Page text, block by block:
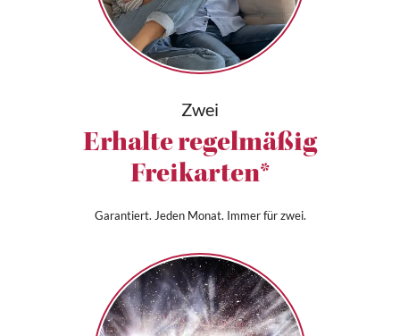
Zwei
Erhalte regelmäßig
Freikarten*
Garantiert. Jeden Monat. Immer für zwei.